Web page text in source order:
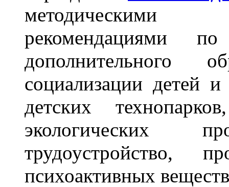
методическими
рекомендациями
дополнительного
социализации детей
детских
экологических
трудоустройство,
психоактивных